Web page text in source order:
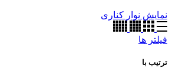
نمایش نوار کناری
فیلتر ها
ترتیب با